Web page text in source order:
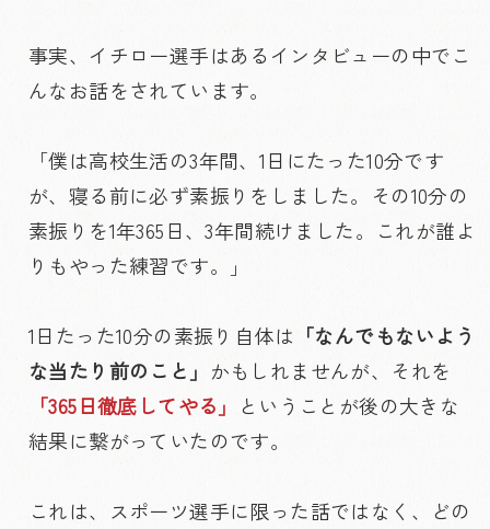
事実、イチロー選手はあるインタビューの中でこ
んなお話をされています。
「僕は高校生活の3年間、1日にたった10分です
が、寝る前に必ず素振りをしました。その10分の
素振りを1年365日、3年間続けました。これが誰よ
りもやった練習です。」
1日たった10分の素振り自体は 「なんでもないよう
な当たり前のこと」 かもしれませんが、それを
「365日徹底してやる」 ということが後の大きな
結果に繋がっていたのです。
これは、スポーツ選手に限った話ではなく、どの